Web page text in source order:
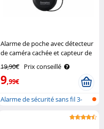
Alarme de poche avec détecteur
de caméra cachée et capteur de
vibrations Semptec
19,90€ Prix conseillé
9,99€
Alarme de sécurité sans fil 3-